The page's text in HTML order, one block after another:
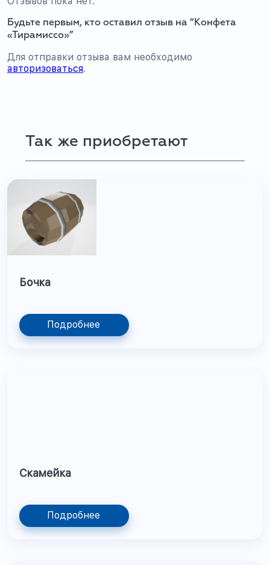
Будьте первым, кто оставил отзыв на “Конфета
«Тирамиссо»”
Для отправки отзыва вам необходимо
авторизоваться.
Так же приобретают
Бочка
Подробнее
Скамейка
Подробнее